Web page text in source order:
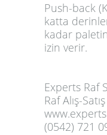
Push-back
katta
kadar
izin verir.
Experts Raf
Raf Alış-Satış
(0542) 721